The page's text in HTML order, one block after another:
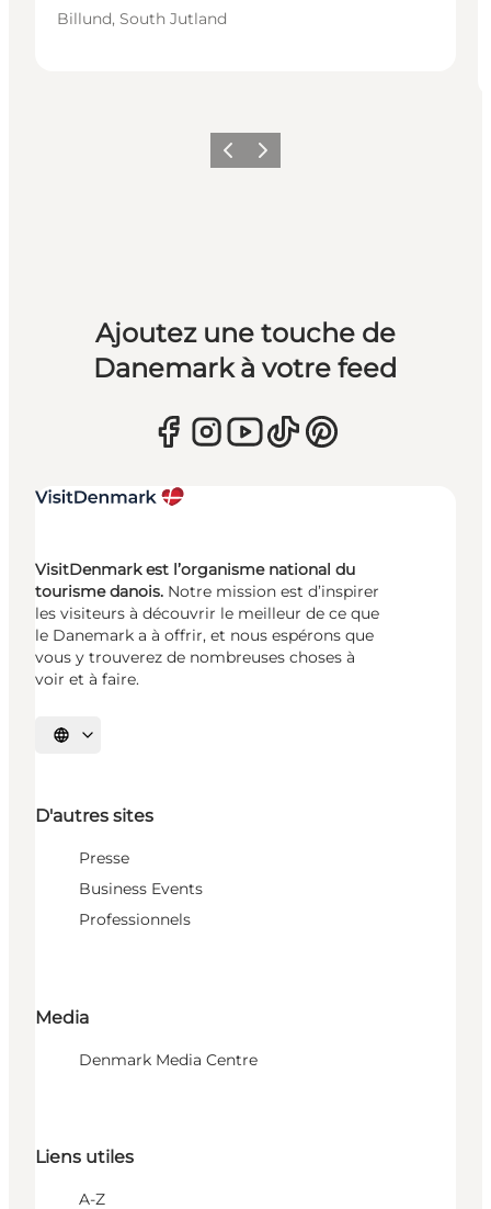
Billund, South Jutland
PrécédentSuivant
Ajoutez une touche de
Danemark à votre feed
VisitDenmark est l’organisme national du
tourisme danois. Notre mission est d’inspirer
les visiteurs à découvrir le meilleur de ce que
le Danemark a à offrir, et nous espérons que
vous y trouverez de nombreuses choses à
voir et à faire.
Choisissez la langue
D'autres sites
Presse
Business Events
Professionnels
Media
Denmark Media Centre
Liens utiles
A-Z